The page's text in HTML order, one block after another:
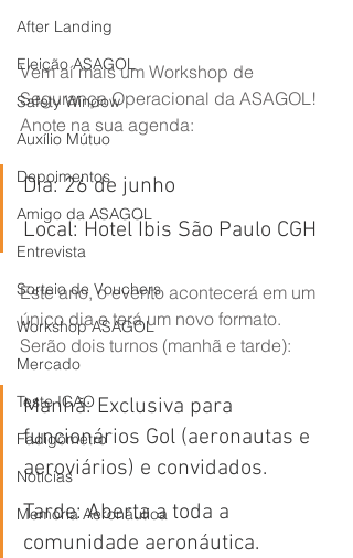
After Landing
Eleição ASAGOL
Safety Window
Auxílio Mútuo
Depoimentos
Amigo da ASAGOL
Entrevista
Sorteio de Vouchers
Workshop ASAGOL
Mercado
Teste ICAO
Fadigômetro
Notícias
Memória Aeronáutica
Vem aí mais um Workshop de
Segurança Operacional da ASAGOL!
Anote na sua agenda:
Dia: 26 de junho
Local: Hotel Íbis São Paulo CGH
Este ano, o evento acontecerá em um
único dia e terá um novo formato.
Serão dois turnos (manhã e tarde):
Manhã: Exclusiva para
funcionários Gol (aeronautas e
aeroviários) e convidados.
Tarde: Aberta a toda a
comunidade aeronáutica.